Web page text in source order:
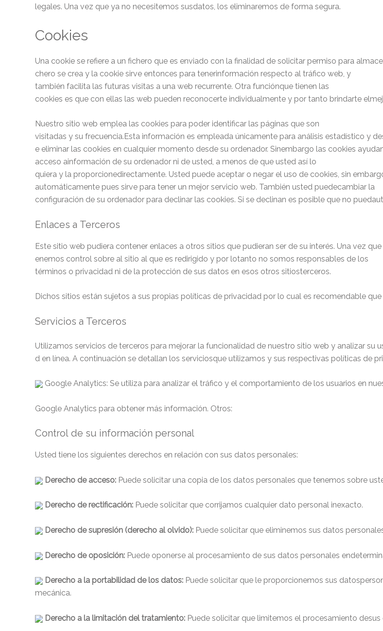
legales. Una vez que ya no necesitemos susdatos, los eliminaremos de forma segura.
Cookies
Una cookie se refiere a un fichero que es enviado con la finalidad de solicitar permiso para
chero se crea y la cookie sirve entonces para tenerinformación respecto al tráfico web, y
también facilita las futuras visitas a una web recurrente. Otra funciónque tienen las
cookies es que con ellas las web pueden reconocerte individualmente y por tanto brindarte
Nuestro sitio web emplea las cookies para poder identificar las páginas que son
visitadas y su frecuencia.Esta información es empleada únicamente para análisis estadístico y
e eliminar las cookies en cualquier momento desde su ordenador. Sinembargo las cookies
acceso ainformación de su ordenador ni de usted, a menos de que usted así lo
quiera y la proporcionedirectamente. Usted puede aceptar o negar el uso de cookies, sin
automáticamente pues sirve para tener un mejor servicio web. También usted puedecambiar la
configuración de su ordenador para declinar las cookies. Si se declinan es posible que no
Enlaces a Terceros
Este sitio web pudiera contener enlaces a otros sitios que pudieran ser de su interés. Una vez
enemos control sobre al sitio al que es redirigido y por lotanto no somos responsables de los
términos o privacidad ni de la protección de sus datos en esos otros sitiosterceros.
Dichos sitios están sujetos a sus propias políticas de privacidad por lo cual es recomendable
Servicios a Terceros
Utilizamos servicios de terceros para mejorar la funcionalidad de nuestro sitio web y analizar su
d en línea. A continuación se detallan los serviciosque utilizamos y sus respectivas políticas de
Google Analytics: Se utiliza para analizar el tráfico y el comportamiento de los usuarios en
Google Analytics para obtener más información. Otros:
Control de su información personal
Usted tiene los siguientes derechos en relación con sus datos personales:
Derecho de acceso: Puede solicitar una copia de los datos personales que tenemos sobre
Derecho de rectificación: Puede solicitar que corrijamos cualquier dato personal inexacto.
Derecho de supresión (derecho al olvido): Puede solicitar que eliminemos sus datos
Derecho de oposición: Puede oponerse al procesamiento de sus datos personales
Derecho a la portabilidad de los datos: Puede solicitar que le proporcionemos sus
mecánica.
Derecho a la limitación del tratamiento: Puede solicitar que limitemos el procesamiento